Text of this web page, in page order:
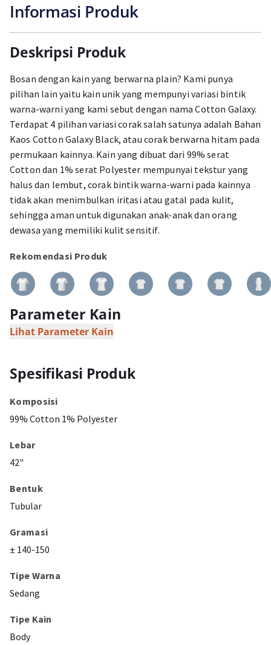
Informasi Produk
Deskripsi Produk
Bosan dengan kain yang berwarna plain? Kami punya
pilihan lain yaitu kain unik yang mempunyi variasi bintik
warna-warni yang kami sebut dengan nama Cotton Galaxy.
Terdapat 4 pilihan variasi corak salah satunya adalah Bahan
Kaos Cotton Galaxy Black, atau corak berwarna hitam pada
permukaan kainnya. Kain yang dibuat dari 99% serat
Cotton dan 1% serat Polyester mempunyai tekstur yang
halus dan lembut, corak bintik warna-warni pada kainnya
tidak akan menimbulkan iritasi atau gatal pada kulit,
sehingga aman untuk digunakan anak-anak dan orang
dewasa yang memiliki kulit sensitif.
Rekomendasi Produk
Parameter Kain
Lihat Parameter Kain
Spesifikasi Produk
Komposisi
99% Cotton 1% Polyester
Lebar
42"
Bentuk
Tubular
Gramasi
± 140-150
Tipe Warna
Sedang
Tipe Kain
Body